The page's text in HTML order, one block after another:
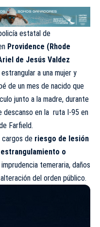
estatal de
Providence (Rhode
de Jesús Valdez
a una mujer y
de un mes de nacido que
junto a la madre, durante
descanso en la ruta I-95 en
Farfield.
cargos de riesgo de lesión
o
temeraria, daños
del orden público.